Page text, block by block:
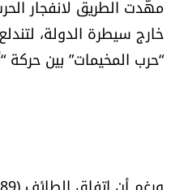
خارج سيطرة الدولة،
“حرب المخيمات” بين حركة “أمل” والفصائل